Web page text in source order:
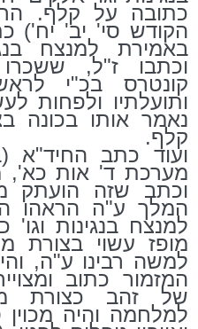
כתובה על קלף.
הקודש סי' יב' יח')
באמירת למנצח
וכתבו ז"ל,
קונטרס בכ"י
ותועלתיו ולפחות
נאמר אותו בכונה
קלף.
ועוד כתב החיד"א
מערכת ד' אות כא',
וכתב שזה הועתק
המלך ע"ה הראהו
למנצח בנגינות
מופז עשוי בצורת
למשה רבינו ע"ה,
המזמור כתוב
של זהב כצורת
למלחמה והיה מכוין